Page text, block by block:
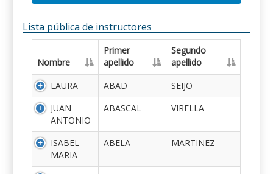
Lista pública de instructores
Nombre
Primer
apellido
Segundo
apellido
LAURA
ABAD
SEIJO
JUAN
ANTONIO
ABASCAL VIRELLA
ISABEL
MARIA
ABELA MARTINEZ